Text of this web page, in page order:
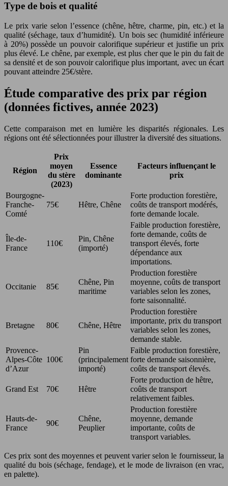
Type de bois et qualité
Le prix varie selon l’essence (chêne, hêtre, charme, pin, etc.) et la
qualité (séchage, taux d’humidité). Un bois sec (humidité inférieure
à 20%) possède un pouvoir calorifique supérieur et justifie un prix
plus élevé. Le chêne, par exemple, est plus cher que le pin du fait de
sa densité et de son pouvoir calorifique plus important, avec un écart
pouvant atteindre 25€/stère.
Étude comparative des prix par région
(données fictives, année 2023)
Cette comparaison met en lumière les disparités régionales. Les
régions ont été sélectionnées pour illustrer la diversité des situations.
Région
Prix
moyen
du stère
(2023)
Essence
dominante
Facteurs influençant le
prix
Bourgogne-
Franche-
Comté
75€ Hêtre, Chêne
Forte production forestière,
coûts de transport modérés,
forte demande locale.
Île-de-
France
110€
Pin, Chêne
(importé)
Faible production forestière,
forte demande, coûts de
transport élevés, forte
dépendance aux
importations.
Occitanie 85€
Chêne, Pin
maritime
Production forestière
moyenne, coûts de transport
variables selon les zones,
forte saisonnalité.
Bretagne 80€ Chêne, Hêtre
Production forestière
importante, prix du transport
variables selon les zones,
demande stable.
Provence-
Alpes-Côte
d’Azur
100€
Pin
(principalement
importé)
Faible production forestière,
forte demande saisonnière,
coûts de transport élevés.
Grand Est 70€ Hêtre
Forte production de hêtre,
coûts de transport
relativement faibles.
Hauts-de-
France
90€
Chêne,
Peuplier
Production forestière
moyenne, demande
importante, coûts de
transport variables.
Ces prix sont des moyennes et peuvent varier selon le fournisseur, la
qualité du bois (séchage, fendage), et le mode de livraison (en vrac,
en palette).